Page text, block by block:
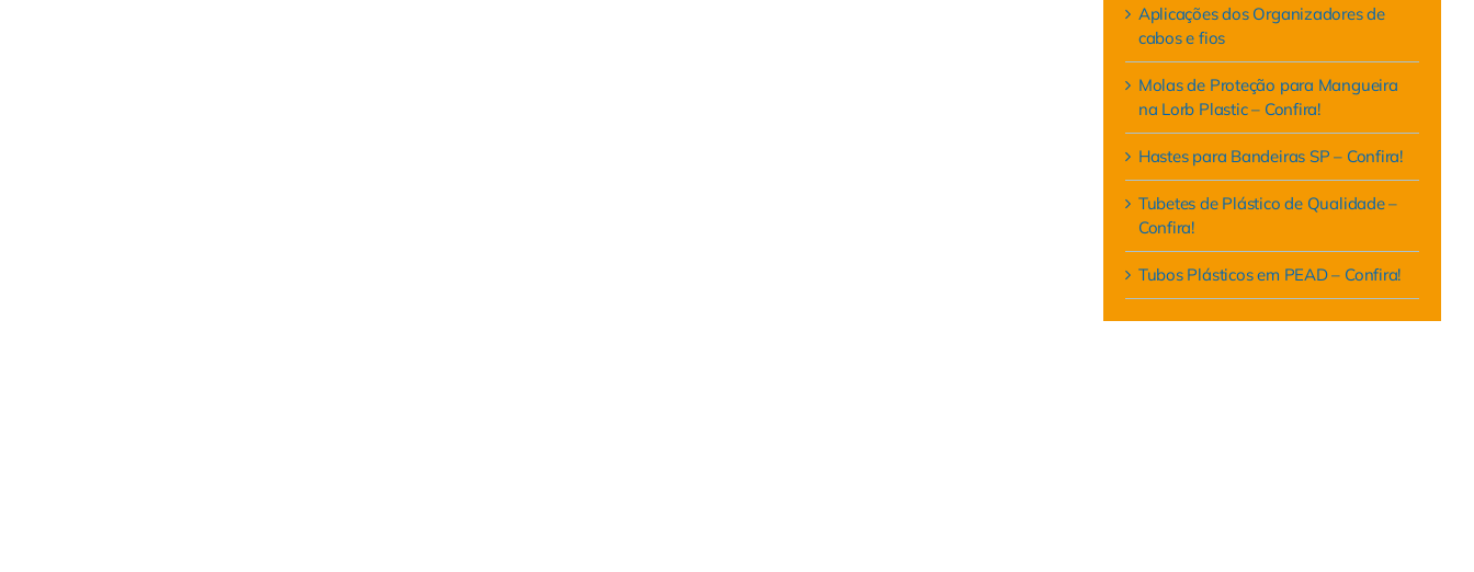
Aplicações dos Organizadores de
cabos e fios
Molas de Proteção para Mangueira
na Lorb Plastic – Confira!
Hastes para Bandeiras SP – Confira!
Tubetes de Plástico de Qualidade –
Confira!
Tubos Plásticos em PEAD – Confira!